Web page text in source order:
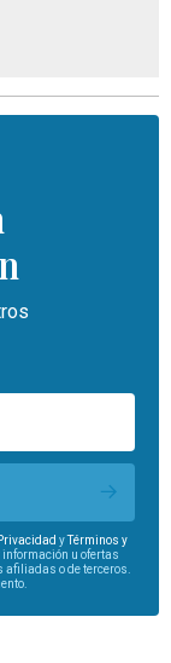
yTérminos y
u ofertas
afiliadas o de terceros.